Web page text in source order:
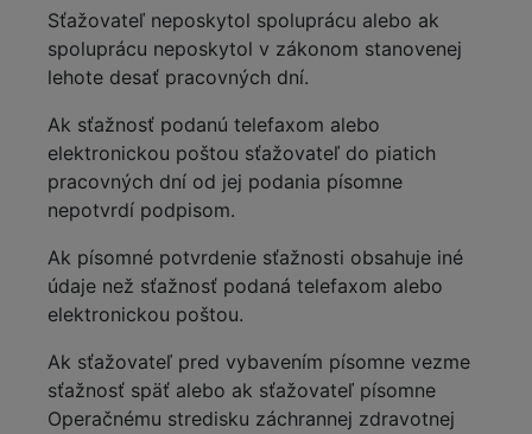
Sťažovateľ neposkytol spoluprácu alebo ak
spoluprácu neposkytol v zákonom stanovenej
lehote desať pracovných dní.
Ak sťažnosť podanú telefaxom alebo
elektronickou poštou sťažovateľ do piatich
pracovných dní od jej podania písomne
nepotvrdí podpisom.
Ak písomné potvrdenie sťažnosti obsahuje iné
údaje než sťažnosť podaná telefaxom alebo
elektronickou poštou.
Ak sťažovateľ pred vybavením písomne vezme
sťažnosť späť alebo ak sťažovateľ písomne
Operačnému stredisku záchrannej zdravotnej